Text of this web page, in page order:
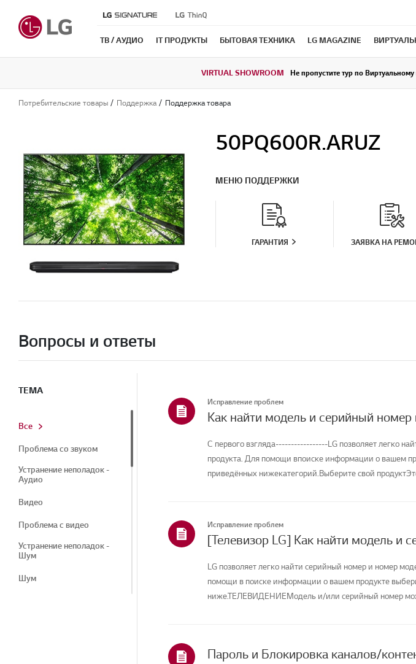
ТВ / АУДИО IT ПРОДУКТЫ БЫТОВАЯ ТЕХНИКА LG MAGAZINE
VIRTUAL SHOWROOM Не пропустите тур по
Потребительские товары Поддержка Поддержка товара
50PQ600R.ARUZ
МЕНЮ ПОДДЕРЖКИ
ГАРАНТИЯ ЗАЯВКА НА
Вопросы и ответы
ТЕМА
Все
Проблема со звуком
Устранение неполадок -
Аудио
Видео
Проблема с видео
Устранение неполадок -
Шум
Шум
Исправление проблем
Как найти модель и серийный номер
С первого взгляда-----------------LG позволяет легко
продукта. Для помощи впоиске информации о вашем
приведённых нижекатегорий.Выберите свой
Исправление проблем
[Телевизор LG] Как найти модель и
LG позволяет легко найти серийный номер и номер
помощи в поиске информации о вашем продукте
ниже.ТЕЛЕВИДЕНИЕМодель и/или серийный номер